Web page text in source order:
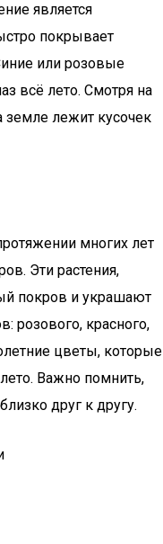
является
покрывает
или розовые
всё лето. Смотря на
земле лежит кусочек
многих лет
Эти растения,
покров и украшают
розового, красного,
цветы, которые
Важно помнить,
друг к другу.